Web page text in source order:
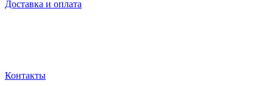
Доставка и оплата
Контакты